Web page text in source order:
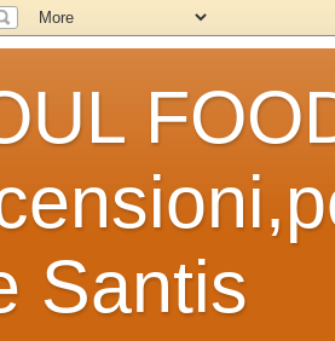
Santis